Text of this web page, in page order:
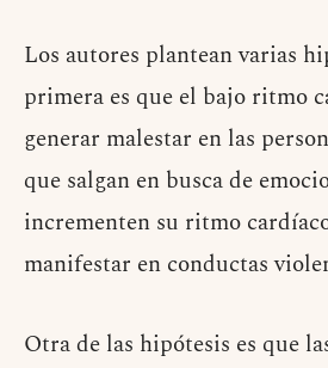
Los autores plantean varias
primera es que el bajo ritmo
generar malestar en las
que salgan en busca de
incrementen su ritmo
manifestar en conductas
Otra de las hipótesis es que